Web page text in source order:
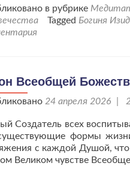
проНовые
практики
Уровень.
в рубрике
Tagged Богиня
Всеобщей
24 апреля 2026 |
Создатель всех
формы
с каждой Душой, что
Великом чувстве